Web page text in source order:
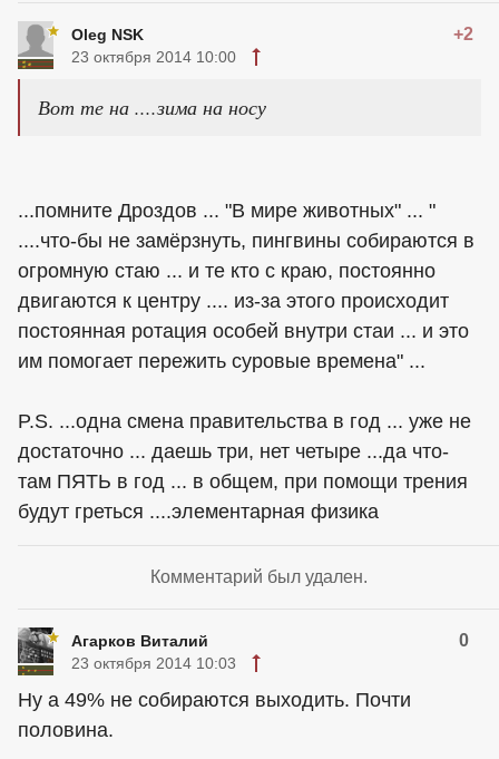
Oleg NSK +2
23 октября 2014 10:00
Вот те на ....зима на носу
...помните Дроздов ... "В мире животных" ... "
....что-бы не замёрзнуть, пингвины собираются в
огромную стаю ... и те кто с краю, постоянно
двигаются к центру .... из-за этого происходит
постоянная ротация особей внутри стаи ... и это
им помогает пережить суровые времена" ...
P.S. ...одна смена правительства в год ... уже не
достаточно ... даешь три, нет четыре ...да что-
там ПЯТЬ в год ... в общем, при помощи трения
будут греться ....элементарная физика
Комментарий был удален.
Агарков Виталий 0
23 октября 2014 10:03
Ну а 49% не собираются выходить. Почти
половина.